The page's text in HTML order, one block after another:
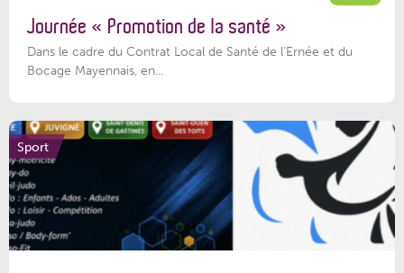
Journée « Promotion de la santé »
Dans le cadre du Contrat Local de Santé de l’Ernée et du
Bocage Mayennais, en...
Sport